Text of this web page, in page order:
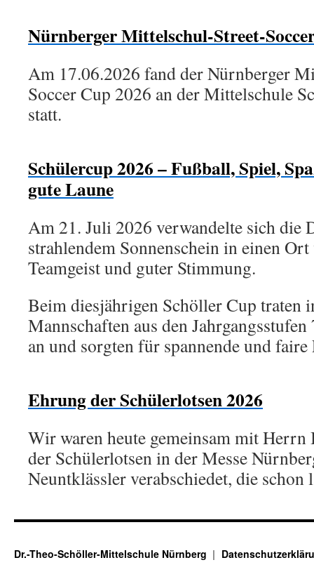
Nürnberger Mittelschul-Street-
Am 17.06.2026 fand der Nürnberger
Soccer Cup 2026 an der Mittelschule
statt.
Schülercup 2026 – Fußball, Spiel,
gute Laune
Am 21. Juli 2026 verwandelte sich die
strahlendem Sonnenschein in einen
Teamgeist und guter Stimmung.
Beim diesjährigen Schöller Cup traten
Mannschaften aus den
an und sorgten für spannende und
Ehrung der Schülerlotsen 2026
Wir waren heute gemeinsam mit
der Schülerlotsen in der Messe
Neuntklässler verabschiedet, die schon
Dr.-Theo-Schöller-Mittelschule Nürnberg